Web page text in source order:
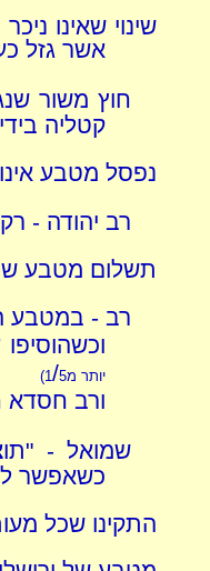
שינוי שאינו
אשר גזל
חוץ משור
קטליה
נפסל מטבע
רב יהודה -
תשלום מטבע
רב - במטבע
יותר מ
1/5
)
ורב חסדא
שמואל -
כשאפשר
התקינו שכל